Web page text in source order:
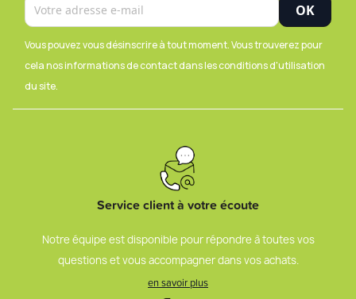
Vous pouvez vous désinscrire à tout moment. Vous trouverez pour
cela nos informations de contact dans les conditions d'utilisation
du site.
Service client à votre écoute
Notre équipe est disponible pour répondre à toutes vos
questions et vous accompagner dans vos achats.
en savoir plus